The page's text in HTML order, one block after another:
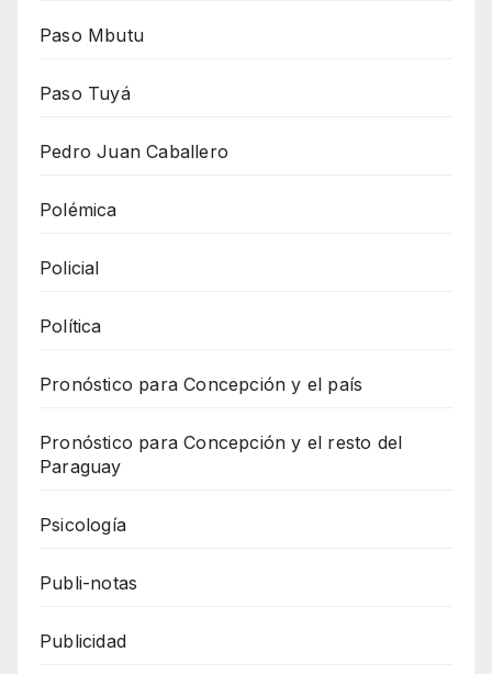
Paso Mbutu
Paso Tuyá
Pedro Juan Caballero
Polémica
Policial
Política
Pronóstico para Concepción y el país
Pronóstico para Concepción y el resto del
Paraguay
Psicología
Publi-notas
Publicidad